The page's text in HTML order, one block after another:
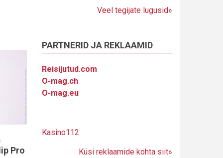
Pro
Veel tegijate lugusid»
PARTNERID JA REKLAAMID
Reisijutud.com
O-mag.ch
O-mag.eu
Kasino112
Küsi reklaamide kohta siit»